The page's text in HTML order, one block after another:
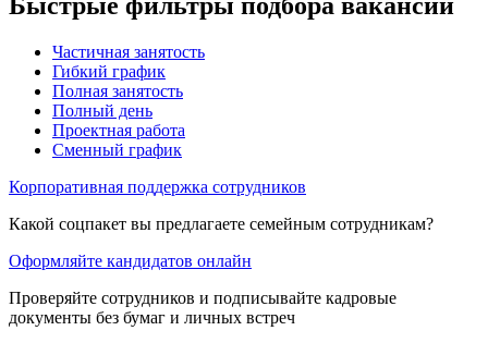
Частичная занятость
Гибкий график
Полная занятость
Полный день
Проектная работа
Сменный график
Корпоративная поддержка сотрудников
Какой соцпакет вы предлагаете семейным сотрудникам?
Оформляйте кандидатов онлайн
Проверяйте сотрудников и подписывайте кадровые
документы без бумаг и личных встреч